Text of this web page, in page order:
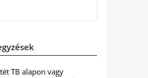
TB alapon vagy